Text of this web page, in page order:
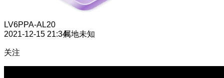
LV6PPA-AL20
2021-12-15 21:34属地未知
关注